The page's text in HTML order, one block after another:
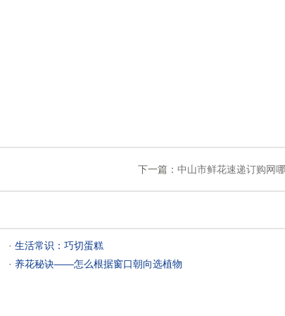
下一篇：中山市鲜花速递订购网
· 生活常识：巧切蛋糕
· 养花秘诀——怎么根据窗口朝向选植物